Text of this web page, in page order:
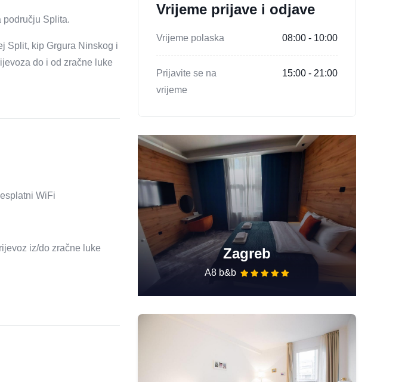
Splita.
Split, kip Grgura Ninskog i
do i od zračne luke
WiFi
iz/do zračne luke
Vrijeme prijave i odjave
Vrijeme polaska 08:00 - 10:00
Prijavite se na
vrijeme
15:00 - 21:00
Zagreb
A8 b&b